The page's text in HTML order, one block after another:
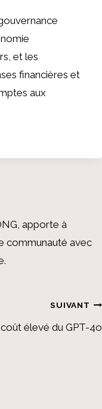
et les
financières et
aux
apporte à
communauté avec
SUIVANT
élevé du GPT-4o